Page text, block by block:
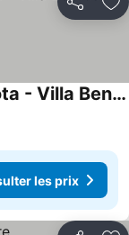
Partager
Entire Cabin In Front Of Lake Tota - Villa Benilda
les prix